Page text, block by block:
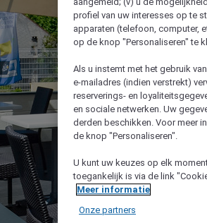
profiel van uw interesses op te
apparaten (telefoon, computer,
op de knop "Personaliseren" te
Als u instemt met het gebruik
e-mailadres (indien verstrekt)
reserverings- en
en sociale netwerken. Uw
derden beschikken. Voor meer
de knop "Personaliseren".
U kunt uw keuzes op elk
toegankelijk is via de link
Meer informatie
Onze partners